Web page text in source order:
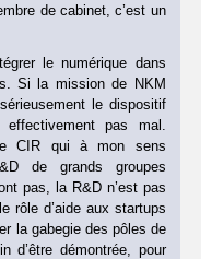
de cabinet, c’est un
le numérique dans
Si la mission de NKM
le dispositif
pas mal.
CIR qui à mon sens
de grands groupes
pas, la R&D n’est pas
rôle d’aide aux startups
la gabegie des pôles de
d’être démontrée, pour